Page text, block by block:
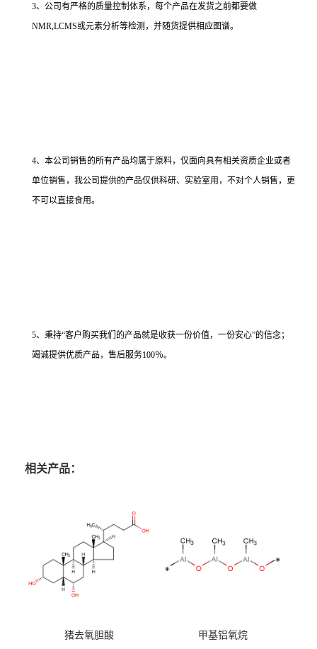
3、公司有严格的质量控制体系，每个产品在发货之前都要做
NMR,LCMS或元素分析等检测，并随货提供相应图谱。
4、本公司销售的所有产品均属于原料，仅面向具有相关资质企业或者
单位销售，我公司提供的产品仅供科研、实验室用，不对个人销售，更
不可以直接食用。
5、秉持“客户购买我们的产品就是收获一份价值，一份安心”的信念；
竭诚提供优质产品，售后服务100％。
相关产品：
猪去氧胆酸 甲基铝氧烷